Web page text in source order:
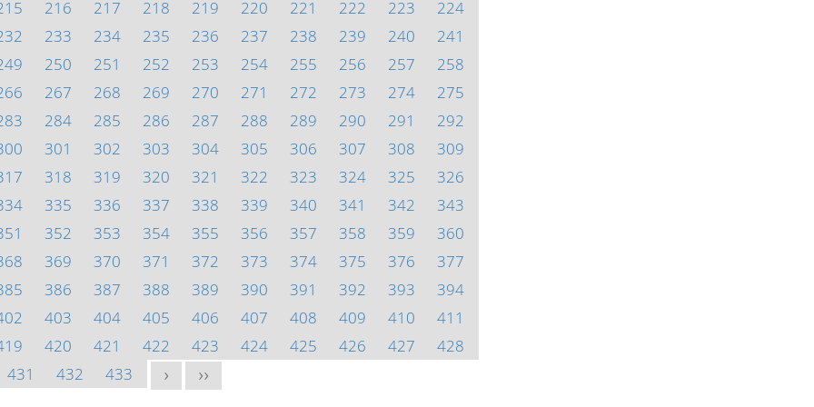
216 217 218 219 220 221 222 223
224
233 234 235 236 237 238 239 240
241
250 251 252 253 254 255 256 257
258
267 268 269 270 271 272 273 274
275
284 285 286 287 288 289 290 291
292
301 302 303 304 305 306 307 308
309
318 319 320 321 322 323 324 325
326
335 336 337 338 339 340 341 342
343
352 353 354 355 356 357 358 359
360
369 370 371 372 373 374 375 376
377
386 387 388 389 390 391 392 393
394
403 404 405 406 407 408 409 410
411
420 421 422 423 424 425 426 427
428
431
432 433 > >>